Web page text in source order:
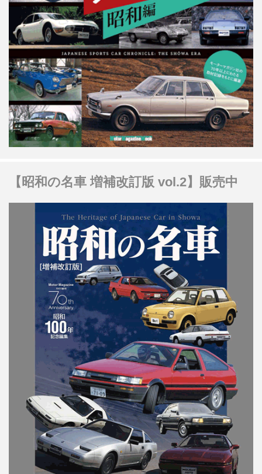
【昭和の名車 増補改訂版 vol.2】販売中